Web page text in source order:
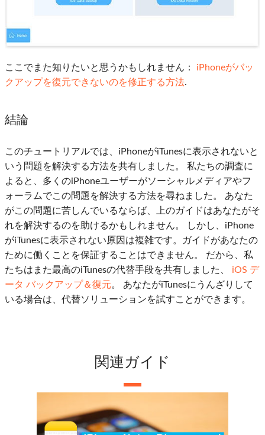
ここでまた知りたいと思うかもしれません： iPhoneがバッ
クアップを復元できないのを修正する方法.
結論
このチュートリアルでは、iPhoneがiTunesに表示されないと
いう問題を解決する方法を共有しました。 私たちの調査に
よると、多くのiPhoneユーザーがソーシャルメディアやフ
ォーラムでこの問題を解決する方法を尋ねました。 あなた
がこの問題に苦しんでいるならば、上のガイドはあなたがそ
れを解決するのを助けるかもしれません。 しかし、iPhone
がiTunesに表示されない原因は複雑です。ガイドがあなたの
ために働くことを保証することはできません。 だから、私
たちはまた最高のiTunesの代替手段を共有しました、 iOS デ
ータ バックアップ＆復元。 あなたがiTunesにうんざりして
いる場合は、代替ソリューションを試すことができます。
関連ガイド